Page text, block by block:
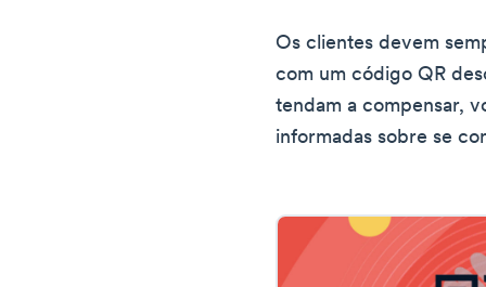
Os clientes devem
com um código QR
tendam a compensar,
informadas sobre se